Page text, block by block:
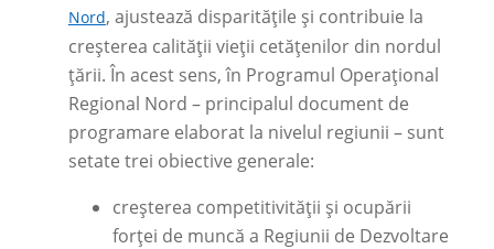
Nord, ajustează disparitățile și contribuie la
creșterea calității vieții cetățenilor din nordul
țării. În acest sens, în Programul Operațional
Regional Nord – principalul document de
programare elaborat la nivelul regiunii –sunt
setate trei obiective generale:
creșterea competitivității și ocupării
forței de muncă a Regiunii de Dezvoltare